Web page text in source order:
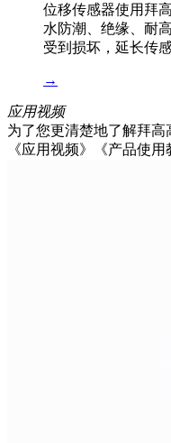
位移传感器使用拜
水防潮、绝缘、耐
受到损坏，延长传
→
应用视频
为了您更清楚地了解拜
《应用视频》《产品使